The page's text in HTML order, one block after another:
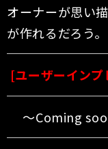
オーナーが思い
が作れるだろう。
[ユーザーイン
〜Coming